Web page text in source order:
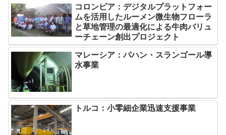
コロンビア：デジタルプラットフォー
ムを活用したルーメン微生物フローラ
と草地管理の最適化による牛肉バリュ
ーチェーン創出プロジェクト
マレーシア：パハン・スランゴール導
水事業
トルコ：小零細企業迅速支援事業